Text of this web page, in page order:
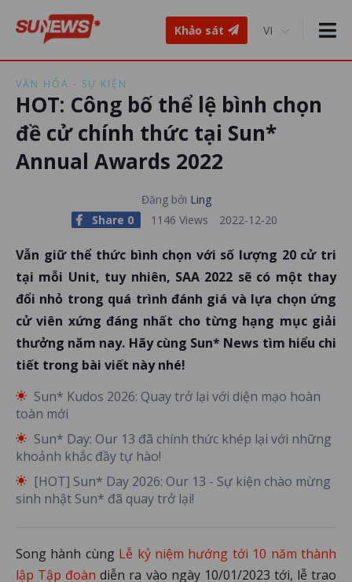
Khảo sát
VĂN HÓA - SỰ KIỆN
HOT: Công bố thể lệ bình chọn
đề cử chính thức tại Sun*
Annual Awards 2022
Đăng bởi Ling
Share 0
1146 Views 2022-12-20
Vẫn giữ thể thức bình chọn với số lượng 20 cử tri
tại mỗi Unit, tuy nhiên, SAA 2022 sẽ có một thay
đổi nhỏ trong quá trình đánh giá và lựa chọn ứng
cử viên xứng đáng nhất cho từng hạng mục giải
thưởng năm nay. Hãy cùng Sun* News tìm hiểu chi
tiết trong bài viết này nhé!
Sun* Kudos 2026: Quay trở lại với diện mạo hoàn
toàn mới
Sun* Day: Our 13 đã chính thức khép lại với những
khoảnh khắc đầy tự hào!
[HOT] Sun* Day 2026: Our 13 - Sự kiện chào mừng
sinh nhật Sun* đã quay trở lại!
Song hành cùng Lễ kỷ niệm hướng tới 10 năm thành
lập Tập đoàn diễn ra vào ngày 10/01/2023 tới, lễ trao